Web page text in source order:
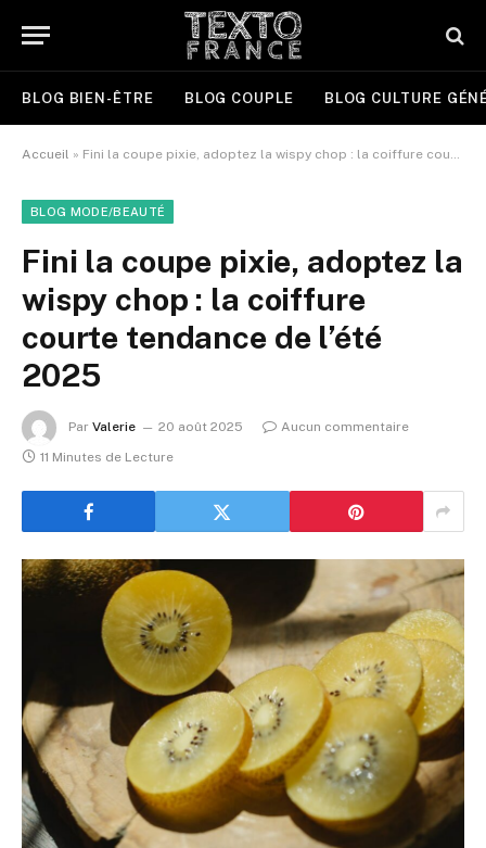
BLOG BIEN-ÊTRE BLOG COUPLE BLOG CULTURE
Accueil » Fini la coupe pixie, adoptez la wispy chop : la coiffure courte tendance de l’été 2025
BLOG MODE/BEAUTÉ
Fini la coupe pixie, adoptez la
wispy chop : la coiffure
courte tendance de l’été
2025
Par Valerie 20 août 2025
Aucun commentaire
11 Minutes de Lecture